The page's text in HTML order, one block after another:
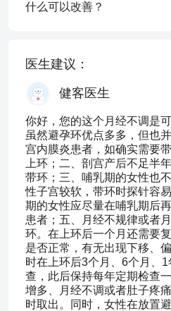
什么可以改善？
医生建议：
健客医生
你好，您的这个月经不调是
虽然避孕环优点多多，但也
宫内膜炎患者，如确实需要
上环；二、剖宫产后不足半
带环；三、哺乳期的女性也
性子宫较软，带环时探针容
期的女性应尽量在哺乳期后
患者；五、月经不规律或者
环。在上环后一个月还需要
是否正常，有无出现下移、
时在上环后3个月、6个月、
查，此后保持每年定期检查
增多、月经不调或者肚子疼
时取出。同时，女性在放置